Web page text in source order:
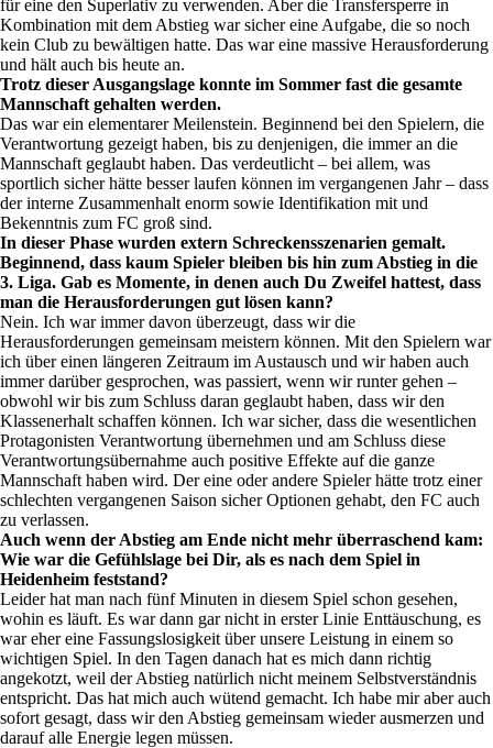
für eine den Superlativ zu verwenden. Aber die Transfersperre in
Kombination mit dem Abstieg war sicher eine Aufgabe, die so noch
kein Club zu bewältigen hatte. Das war eine massive Herausforderung
und hält auch bis heute an.
Trotz dieser Ausgangslage konnte im Sommer fast die gesamte
Mannschaft gehalten werden.
Das war ein elementarer Meilenstein. Beginnend bei den Spielern, die
Verantwortung gezeigt haben, bis zu denjenigen, die immer an die
Mannschaft geglaubt haben. Das verdeutlicht – bei allem, was
sportlich sicher hätte besser laufen können im vergangenen Jahr – dass
der interne Zusammenhalt enorm sowie Identifikation mit und
Bekenntnis zum FC groß sind.
In dieser Phase wurden extern Schreckensszenarien gemalt.
Beginnend, dass kaum Spieler bleiben bis hin zum Abstieg in die
3. Liga. Gab es Momente, in denen auch Du Zweifel hattest, dass
man die Herausforderungen gut lösen kann?
Nein. Ich war immer davon überzeugt, dass wir die
Herausforderungen gemeinsam meistern können. Mit den Spielern war
ich über einen längeren Zeitraum im Austausch und wir haben auch
immer darüber gesprochen, was passiert, wenn wir runter gehen –
obwohl wir bis zum Schluss daran geglaubt haben, dass wir den
Klassenerhalt schaffen können. Ich war sicher, dass die wesentlichen
Protagonisten Verantwortung übernehmen und am Schluss diese
Verantwortungsübernahme auch positive Effekte auf die ganze
Mannschaft haben wird. Der eine oder andere Spieler hätte trotz einer
schlechten vergangenen Saison sicher Optionen gehabt, den FC auch
zu verlassen.
Auch wenn der Abstieg am Ende nicht mehr überraschend kam:
Wie war die Gefühlslage bei Dir, als es nach dem Spiel in
Heidenheim feststand?
Leider hat man nach fünf Minuten in diesem Spiel schon gesehen,
wohin es läuft. Es war dann gar nicht in erster Linie Enttäuschung, es
war eher eine Fassungslosigkeit über unsere Leistung in einem so
wichtigen Spiel. In den Tagen danach hat es mich dann richtig
angekotzt, weil der Abstieg natürlich nicht meinem Selbstverständnis
entspricht. Das hat mich auch wütend gemacht. Ich habe mir aber auch
sofort gesagt, dass wir den Abstieg gemeinsam wieder ausmerzen und
darauf alle Energie legen müssen.